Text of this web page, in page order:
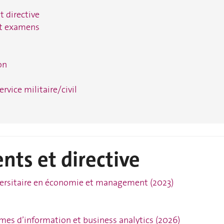
directive
examens
militaire/civil
et directive
en économie et management (2023)
d’information et business analytics (2026)